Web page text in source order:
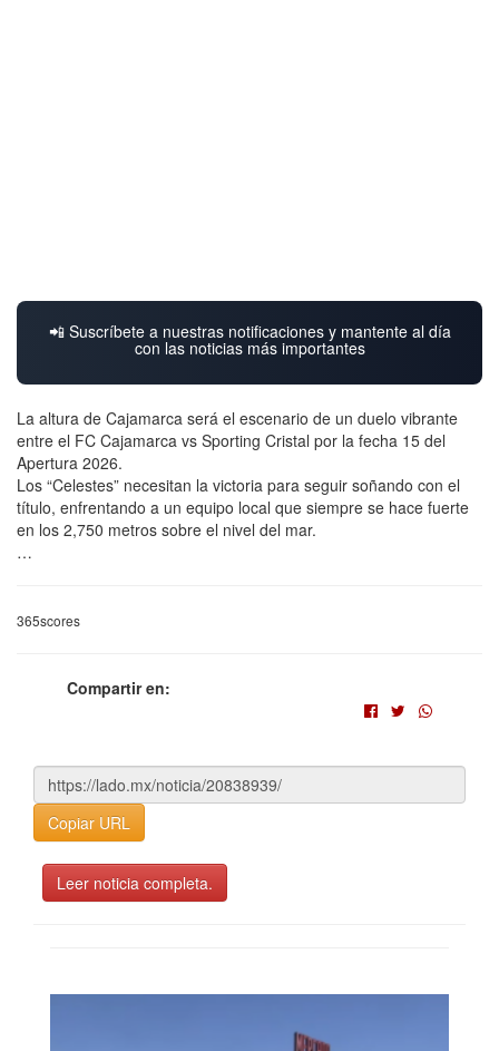
📲 Suscríbete a nuestras notificaciones y mantente al día
con las noticias más importantes
La altura de Cajamarca será el escenario de un duelo vibrante
entre el FC Cajamarca vs Sporting Cristal por la fecha 15 del
Apertura 2026.
Los “Celestes” necesitan la victoria para seguir soñando con el
título, enfrentando a un equipo local que siempre se hace fuerte
en los 2,750 metros sobre el nivel del mar.
…
365scores
Compartir en:
Copiar URL
Leer noticia completa.